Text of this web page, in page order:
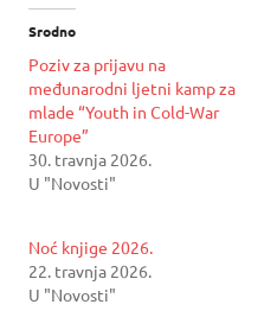
Srodno
Poziv za prijavu na
međunarodni ljetni kamp za
mlade “Youth in Cold-War
Europe”
30. travnja 2026.
U "Novosti"
Noć knjige 2026.
22. travnja 2026.
U "Novosti"